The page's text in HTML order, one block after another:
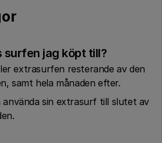
surfen jag köpt till?
extrasurfen resterande av den
samt hela månaden efter.
använda sin extrasurf till slutet av